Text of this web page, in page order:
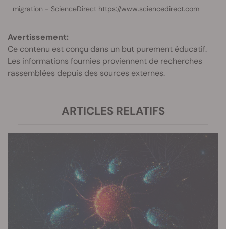
migration - ScienceDirect https://www.sciencedirect.com
Avertissement:
Ce contenu est conçu dans un but purement éducatif.
Les informations fournies proviennent de recherches
rassemblées depuis des sources externes.
ARTICLES RELATIFS